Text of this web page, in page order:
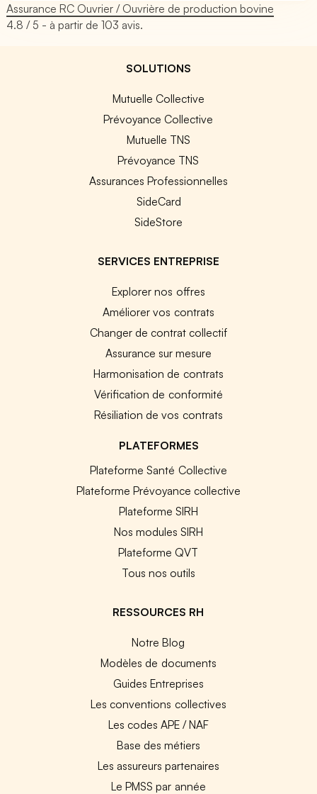
Assurance RC Ouvrier / Ouvrière de production bovine
4.8 / 5 - à partir de103 avis.
SOLUTIONS
Mutuelle Collective
Prévoyance Collective
Mutuelle TNS
Prévoyance TNS
Assurances Professionnelles
SideCard
SideStore
SERVICES ENTREPRISE
Explorer nos offres
Améliorer vos contrats
Changer de contrat collectif
Assurance sur mesure
Harmonisation de contrats
Vérification de conformité
Résiliation de vos contrats
PLATEFORMES
Plateforme Santé Collective
Plateforme Prévoyance collective
Plateforme SIRH
Nos modules SIRH
Plateforme QVT
Tous nos outils
RESSOURCES RH
Notre Blog
Modèles de documents
Guides Entreprises
Les conventions collectives
Les codes APE / NAF
Base des métiers
Les assureurs partenaires
Le PMSS par année